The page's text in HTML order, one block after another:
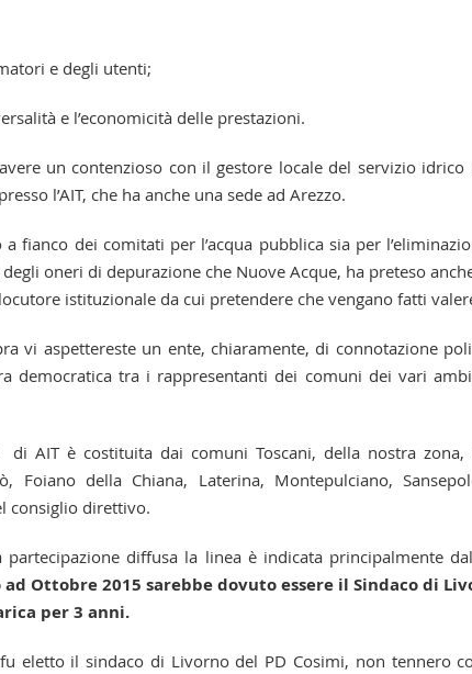
e degli utenti;
e l’economicità delle prestazioni.
un contenzioso con il gestore locale del servizio
l’AIT, che ha anche una sede ad Arezzo.
fianco dei comitati per l’acqua pubblica sia per
oneri di depurazione che Nuove Acque, ha preteso
istituzionale da cui pretendere che vengano fatti
vi aspettereste un ente, chiaramente, di connotazione
democratica tra i rappresentanti dei comuni dei vari
di AIT è costituita dai comuni Toscani, della nostra
Foiano della Chiana, Laterina, Montepulciano,
consiglio direttivo.
diffusa la linea è indicata principalmente
ad Ottobre 2015 sarebbe dovuto essere il Sindaco di
per 3 anni.
eletto il sindaco di Livorno del PD Cosimi, non tennero